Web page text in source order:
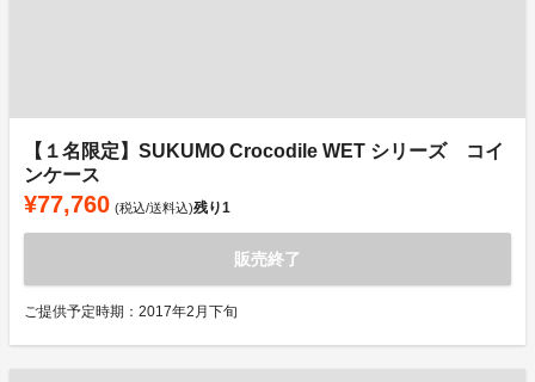
【１名限定】SUKUMO Crocodile WET シリーズ コイ
ンケース
¥77,760 (税込/送料込)残り1
販売終了
ご提供予定時期：2017年2月下旬